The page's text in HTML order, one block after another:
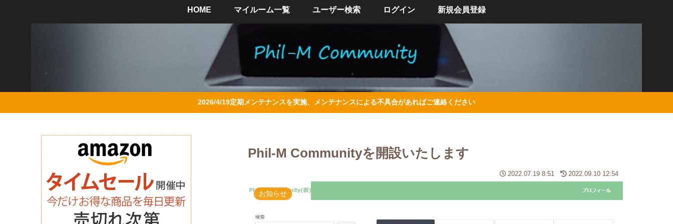
HOME マイルーム一覧 ユーザー検索 ログイン 新規会員登録
2026/4/19定期メンテナンスを実施、メンテナンスによる不具合があればご連絡ください
Phil-M Communityを開設いたします
2022.07.19 8:51 2022.09.10 12:54
お知らせ